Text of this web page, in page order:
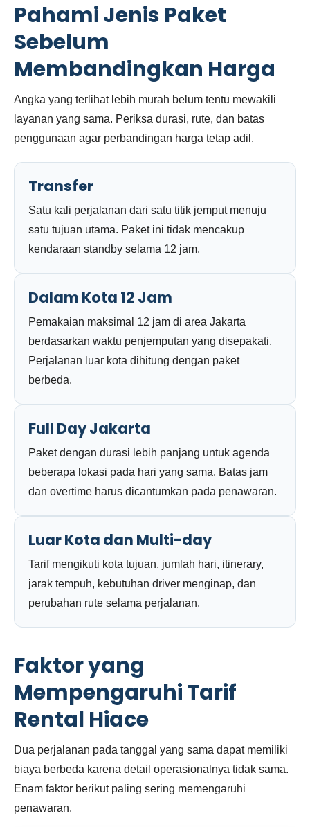
Pahami Jenis Paket
Sebelum
Membandingkan Harga
Angka yang terlihat lebih murah belum tentu mewakili
layanan yang sama. Periksa durasi, rute, dan batas
penggunaan agar perbandingan harga tetap adil.
Transfer
Satu kali perjalanan dari satu titik jemput menuju
satu tujuan utama. Paket ini tidak mencakup
kendaraan standby selama 12 jam.
Dalam Kota 12 Jam
Pemakaian maksimal 12 jam di area Jakarta
berdasarkan waktu penjemputan yang disepakati.
Perjalanan luar kota dihitung dengan paket
berbeda.
Full Day Jakarta
Paket dengan durasi lebih panjang untuk agenda
beberapa lokasi pada hari yang sama. Batas jam
dan overtime harus dicantumkan pada penawaran.
Luar Kota dan Multi-day
Tarif mengikuti kota tujuan, jumlah hari, itinerary,
jarak tempuh, kebutuhan driver menginap, dan
perubahan rute selama perjalanan.
Faktor yang
Mempengaruhi Tarif
Rental Hiace
Dua perjalanan pada tanggal yang sama dapat memiliki
biaya berbeda karena detail operasionalnya tidak sama.
Enam faktor berikut paling sering memengaruhi
penawaran.